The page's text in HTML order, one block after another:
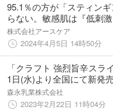
95.1％の方が「スティン
らない。敏感肌は『低刺
う！
株式会社アースケア
2024年4月5日 14時50分
「クラフト 強烈旨辛スラ
1日(水)より全国にて新発売
森永乳業株式会社
2023年2月22日 11時04分